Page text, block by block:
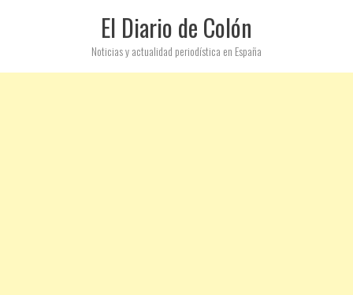
El Diario de Colón
Noticias y actualidad periodística en España